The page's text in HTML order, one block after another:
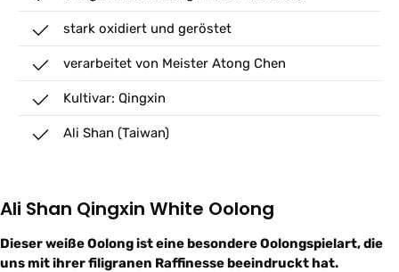
stark oxidiert und geröstet
verarbeitet von Meister Atong Chen
Kultivar: Qingxin
Ali Shan (Taiwan)
Ali Shan Qingxin White Oolong
Dieser weiße Oolong ist eine besondere Oolongspielart, die
uns mit ihrer filigranen Raffinesse beeindruckt hat.